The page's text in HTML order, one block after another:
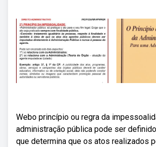
Webo princípio ou regra da
administração pública pode ser
que determina que os atos realizados